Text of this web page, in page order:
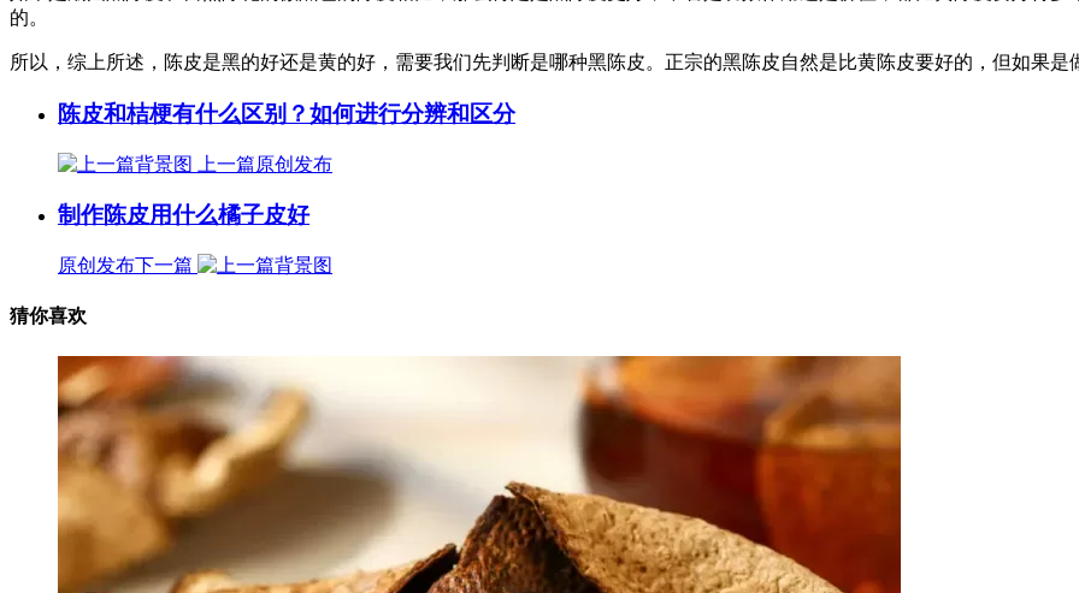
的。
所以，综上所述，陈皮是黑的好还是黄的好，需要我们先判断是哪种黑陈皮。正宗的黑陈皮自然是比黄陈皮要好的，但如果
陈皮和桔梗有什么区别？如何进行分辨和区分
上一篇原创发布
制作陈皮用什么橘子皮好
原创发布下一篇
猜你喜欢